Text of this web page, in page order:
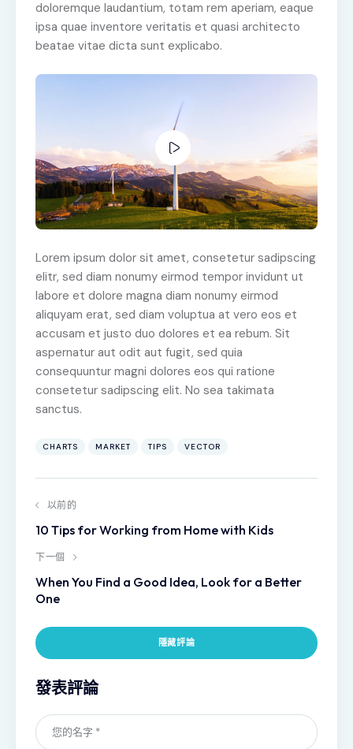
doloremque laudantium, totam rem aperiam, eaque
ipsa quae inventore veritatis et quasi architecto
beatae vitae dicta sunt explicabo.
Lorem ipsum dolor sit amet, consetetur sadipscing
elitr, sed diam nonumy eirmod tempor invidunt ut
labore et dolore magna diam nonumy eirmod
aliquyam erat, sed diam voluptua at vero eos et
accusam et justo duo dolores et ea rebum. Sit
aspernatur aut odit aut fugit, sed quia
consequuntur magni dolores eos qui ratione
consetetur sadipscing elit. No sea takimata
sanctus.
CHARTS MARKET TIPS VECTOR
以前的
10 Tips for Working from Home with Kids
下一個
When You Find a Good Idea, Look for a Better
One
隱藏評論
發表評論